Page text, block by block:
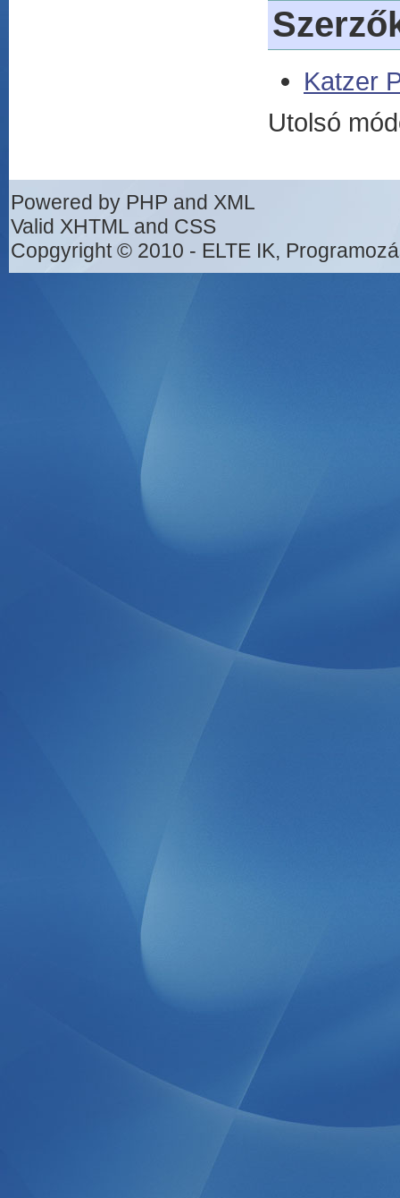
Katzer
Utolsó
Powered by PHP and XML
Valid XHTML and CSS
Copgyright © 2010 - ELTE IK,